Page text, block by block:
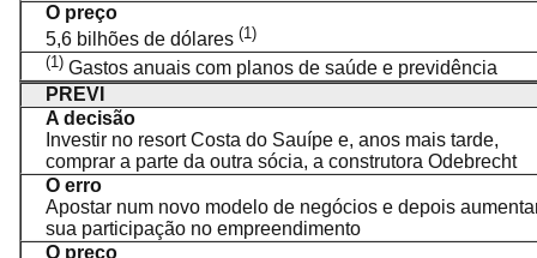
O preço
5,6 bilhões de dólares (1)
(1) Gastos anuais com planos de saúde e previdência
PREVI
A decisão
Investir no resort Costa do Sauípe e, anos mais tarde,
comprar a parte da outra sócia, a construtora Odebrecht
O erro
Apostar num novo modelo de negócios e depois
sua participação no empreendimento
O preço